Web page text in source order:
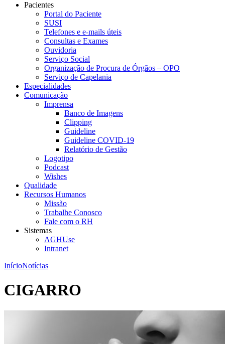
Pacientes
Portal do Paciente
SUSI
Telefones e e-mails úteis
Consultas e Exames
Ouvidoria
Serviço Social
Organização de Procura de Órgãos – OPO
Serviço de Capelania
Especialidades
Comunicação
Imprensa
Banco de Imagens
Clipping
Guideline
Guideline COVID-19
Relatório de Gestão
Logotipo
Podcast
Wishes
Qualidade
Recursos Humanos
Missão
Trabalhe Conosco
Fale com o RH
Sistemas
AGHUse
Intranet
InícioNotícias
CIGARRO